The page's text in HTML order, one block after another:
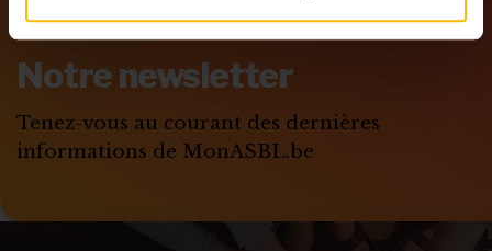
Notre newsletter
Tenez-vous au courant des dernières
informations de MonASBL.be